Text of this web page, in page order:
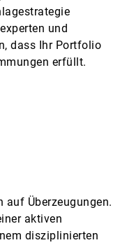
und
dass Ihr Portfolio
erfüllt.
auf Überzeugungen.
aktiven
disziplinierten